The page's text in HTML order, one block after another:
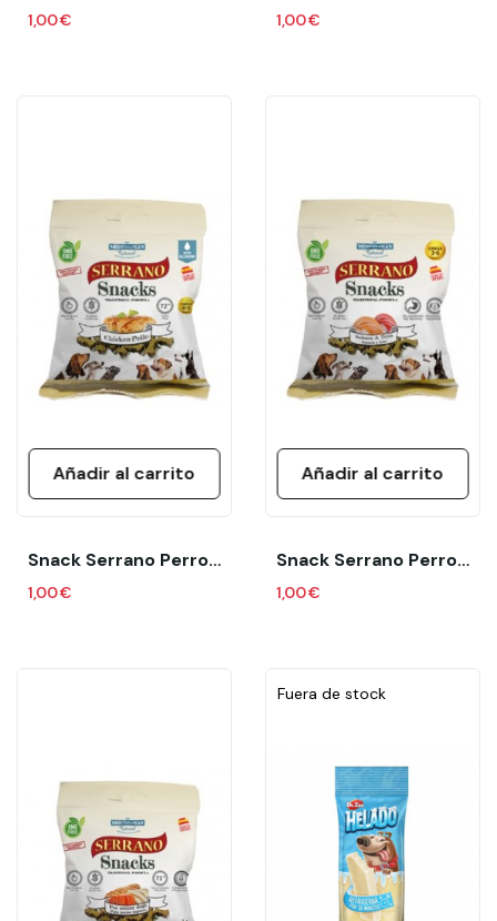
1,00 € 1,00 €
Añadir al carrito
Snack Serrano Perros Pollo Bolsa 85 Gr
1,00 €
Añadir al carrito
Snack Serrano Perros Salmon Y Atun Bolsa 85 Gr
1,00 €
Fuera de stock